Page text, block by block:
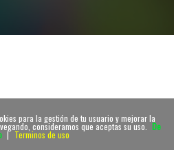
para la gestión de tu usuario y mejorar la
consideramos que aceptas su uso. De
| Terminos de uso